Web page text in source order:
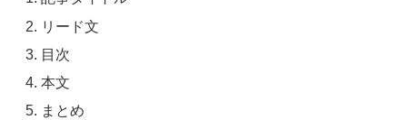
リード文
目次
本文
まとめ